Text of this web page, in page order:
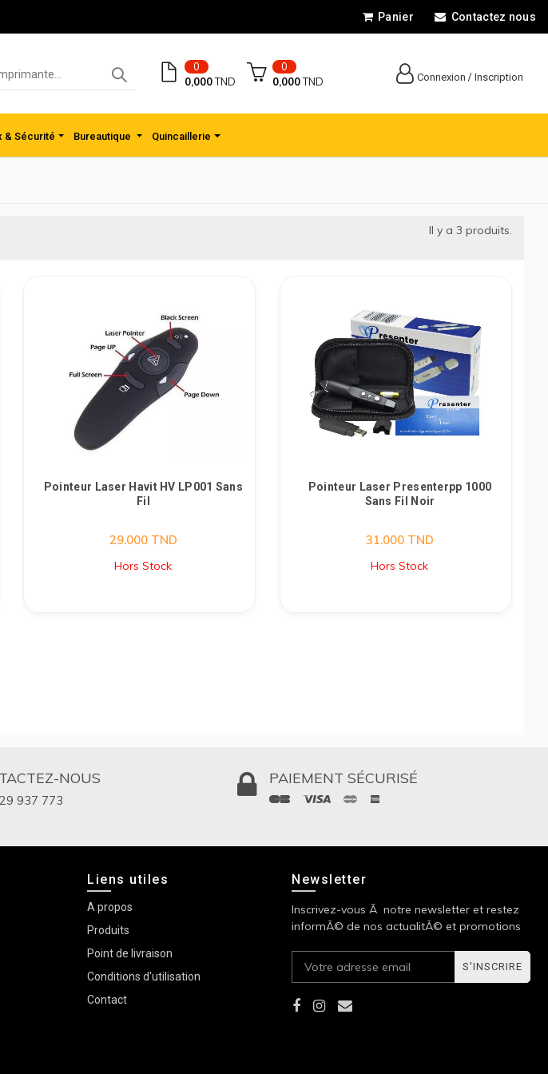
Panier Contactez nous
0
0,000TND
0
0,000TND Connexion / Inscription
& Sécurité Bureautique Quincaillerie
Il y a 3 produits.
Pointeur Laser Havit HV LP001 Sans
Fil
29.000TND
Hors Stock
Pointeur Laser Presenterpp 1000
Sans Fil Noir
31.000TND
Hors Stock
NOUS
937 773
PAIEMENT SÉCURISÉ
Liens utiles
A propos
Produits
Point de livraison
Conditions d'utilisation
Contact
Newsletter
Inscrivez-vous Ã notre newsletter et restez
informÃ© de nos actualitÃ© et promotions
S'INSCRIRE